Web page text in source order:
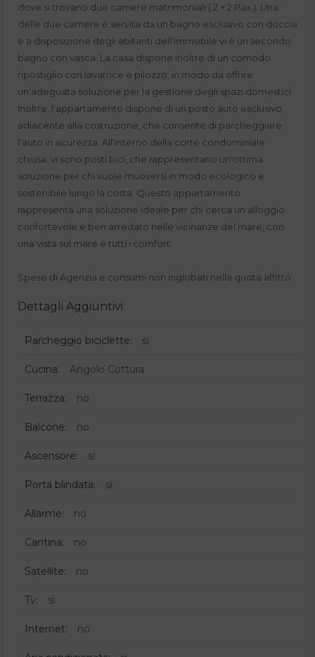
dove si trovano due camere matrimoniali ( 2 + 2 Pax ). Una
delle due camere è servita da un bagno esclusivo con doccia
e a disposizione degli abitanti dell'immobile vi è un secondo
bagno con vasca. La casa dispone inoltre di un comodo
ripostiglio con lavatrice e pilozzo, in modo da offrire
un'adeguata soluzione per la gestione degli spazi domestici.
Inoltre, l'appartamento dispone di un posto auto esclusivo,
adiacente alla costruzione, che consente di parcheggiare
l'auto in sicurezza. All'interno della corte condominiale
chiusa, vi sono posti bici, che rappresentano un'ottima
soluzione per chi vuole muoversi in modo ecologico e
sostenibile lungo la costa. Questo appartamento
rappresenta una soluzione ideale per chi cerca un alloggio
confortevole e ben arredato nelle vicinanze del mare, con
una vista sul mare e tutti i comfort.
Spese di Agenzia e consumi non inglobati nella quota affitto.
Dettagli Aggiuntivi
Parcheggio biciclette: si
Cucina: Angolo Cottura
Terrazza: no
Balcone: no
Ascensore: si
Porta blindata: si
Allarme: no
Cantina: no
Satellite: no
Tv: si
Internet: no